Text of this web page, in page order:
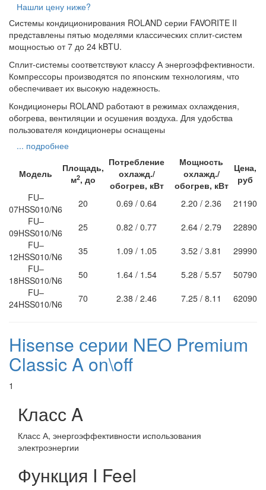
Нашли цену ниже?
Системы кондиционирования ROLAND серии FAVORITE II
представлены пятью моделями классических сплит-систем
мощностью от 7 до 24 kBTU.
Сплит-системы соответствуют классу А энергоэффективности.
Компрессоры производятся по японским технологиям, что
обеспечивает их высокую надежность.
Кондиционеры ROLAND работают в режимах охлаждения,
обогрева, вентиляции и осушения воздуха. Для удобства
пользователя кондиционеры оснащены
... подробнее
Модель
Площадь,
м2, до
Потребление
охлажд./
обогрев, кВт
Мощность
охлажд./
обогрев, кВт
Цена,
руб
FU–
07HSS010/N6
20 0.69 / 0.64 2.20 / 2.36
21190
FU–
09HSS010/N6
25 0.82 / 0.77 2.64 / 2.79
22890
FU–
12HSS010/N6
35 1.09 / 1.05 3.52 / 3.81
29990
FU–
18HSS010/N6
50 1.64 / 1.54 5.28 / 5.57
50790
FU–
24HSS010/N6
70 2.38 / 2.46 7.25 / 8.11 62090
Hisense серии NEO Premium
Classic A on\off
1
Класс A
Класс А, энергоэффективности использования
электроэнергии
Функция I Feel